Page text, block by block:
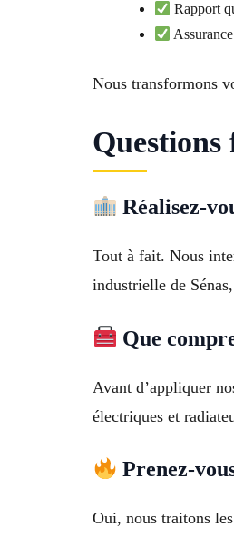
Rapport
Nous transformons
Réalisez-
Tout à fait. Nous
industrielle de
Que
Avant d’appliquer
électriques et
Prenez-
Oui, nous traitons